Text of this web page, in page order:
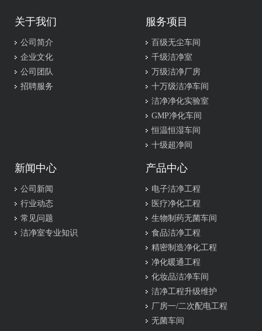
关于我们
公司简介
企业文化
公司团队
招聘服务
服务项目
百级无尘车间
千级洁净室
万级洁净厂房
十万级洁净车间
洁净净化实验室
GMP净化车间
恒温恒湿车间
十级超净间
新闻中心
公司新闻
行业动态
常见问题
洁净室专业知识
产品中心
电子洁净工程
医疗净化工程
生物制药无菌车间
食品洁净工程
精密制造净化工程
净化暖通工程
化妆品洁净车间
洁净工程升级维护
厂房一/二次配电工程
无菌车间